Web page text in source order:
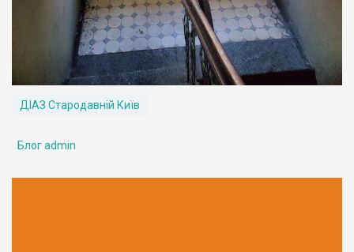
ДІАЗ Стародавній Київ
Блог admin